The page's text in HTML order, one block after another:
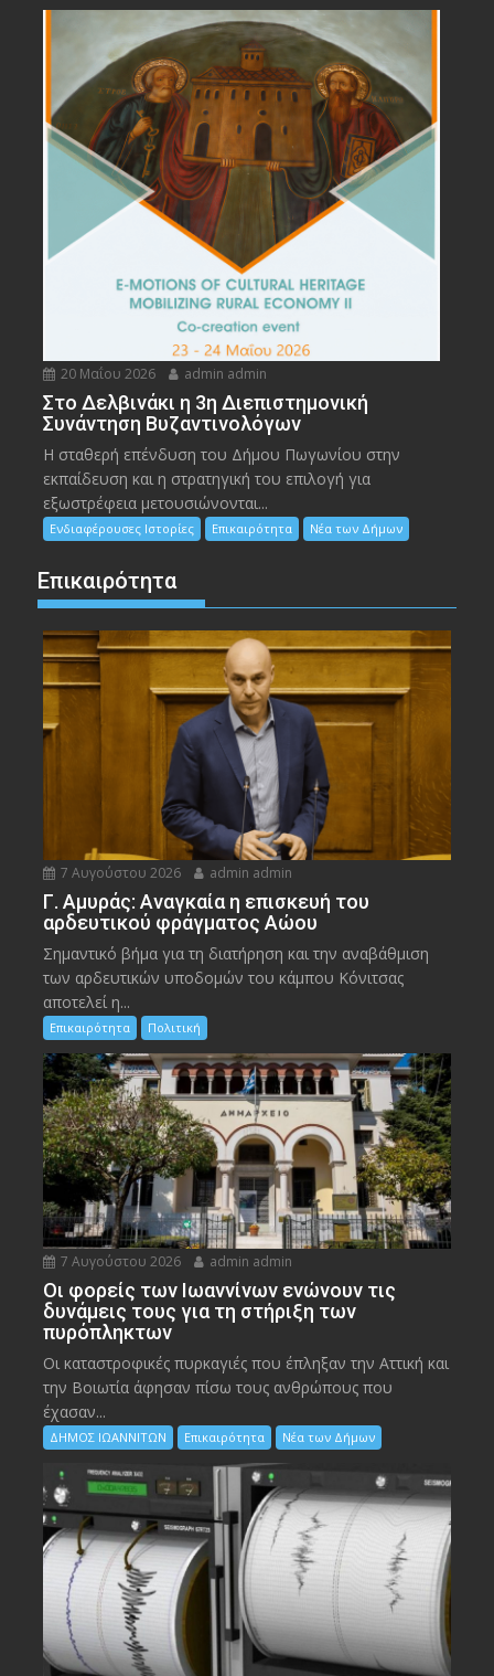
20 Μαΐου 2026 admin admin
Στο Δελβινάκι η 3η Διεπιστημονική
Συνάντηση Βυζαντινολόγων
Η σταθερή επένδυση του Δήμου Πωγωνίου στην
εκπαίδευση και η στρατηγική του επιλογή για
εξωστρέφεια μετουσιώνονται...
Ενδιαφέρουσες Ιστορίες Επικαιρότητα Νέα των Δήμων
Επικαιρότητα
7 Αυγούστου 2026 admin admin
Γ. Αμυράς: Αναγκαία η επισκευή του
αρδευτικού φράγματος Αώου
Σημαντικό βήμα για τη διατήρηση και την αναβάθμιση
των αρδευτικών υποδομών του κάμπου Κόνιτσας
αποτελεί η...
Επικαιρότητα Πολιτική
7 Αυγούστου 2026 admin admin
Οι φορείς των Ιωαννίνων ενώνουν τις
δυνάμεις τους για τη στήριξη των
πυρόπληκτων
Οι καταστροφικές πυρκαγιές που έπληξαν την Αττική και
την Bοιωτία άφησαν πίσω τους ανθρώπους που
έχασαν...
ΔΗΜΟΣ ΙΩΑΝΝΙΤΩΝ Επικαιρότητα Νέα των Δήμων